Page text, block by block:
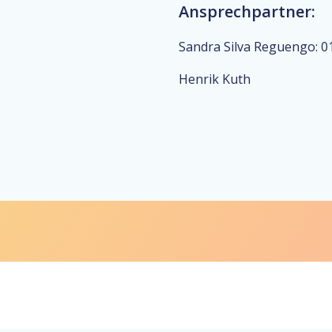
Ansprechpartner:
Sandra Silva Reguengo:
Henrik Kuth